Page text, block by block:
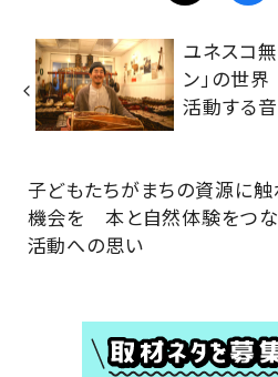
ユネスコ
ン」の世
活動する
子どもたちがまちの資源に触
機会を 本と自然体験をつな
活動への思い